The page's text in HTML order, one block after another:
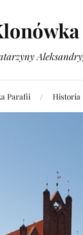
Parafii Historia